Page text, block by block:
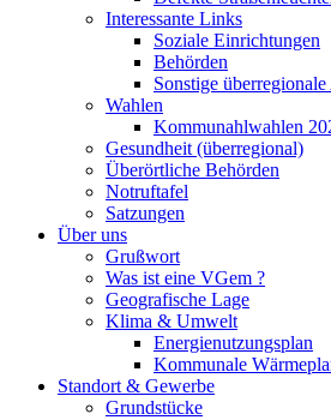
Interessante Links
Soziale Einrichtungen
Behörden
Sonstige überregionale
Wahlen
Kommunahlwahlen
Gesundheit (überregional)
Überörtliche Behörden
Notruftafel
Satzungen
Über uns
Grußwort
Was ist eine VGem ?
Geografische Lage
Klima & Umwelt
Energienutzungsplan
Kommunale
Standort & Gewerbe
Grundstücke